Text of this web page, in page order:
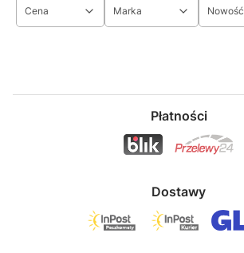
Cena Marka Nowość
Płatności
Dostawy